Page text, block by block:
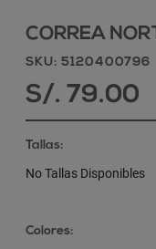
CORREA
SKU: 5120400796
S/. 79.00
Tallas:
No Tallas Disponibles
Colores: